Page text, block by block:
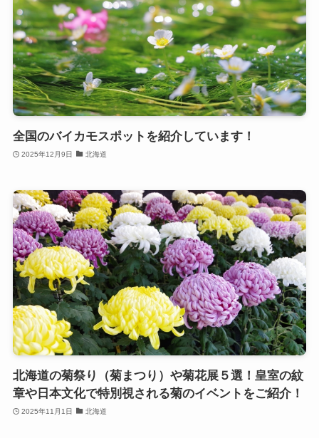
全国のバイカモスポットを紹介しています！
2025年12月9日 北海道
北海道の菊祭り（菊まつり）や菊花展５選！皇室の紋
章や日本文化で特別視される菊のイベントをご紹介！
2025年11月1日 北海道